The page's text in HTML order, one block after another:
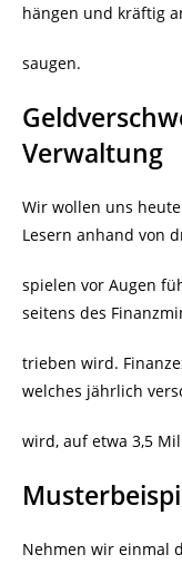
hängen und kräftig
saugen.
Verwaltung
Wir wollen uns
Lesern anhand von
spielen vor Augen
seitens des
trieben wird.
welches jährlich
wird, auf etwa 3,5
Nehmen wir einmal